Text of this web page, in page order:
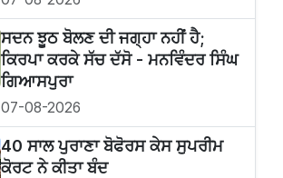
ਸਦਨ ਝੂਠ ਬੋਲਣ ਦੀ ਜਗ੍ਹਾ ਨਹੀਂ ਹੈ;
ਕਿਰਪਾ ਕਰਕੇ ਸੱਚ ਦੱਸੋ - ਮਨਵਿੰਦਰ ਸਿੰਘ
ਗਿਆਸਪੁਰਾ
07-08-2026
40 ਸਾਲ ਪੁਰਾਣਾ ਬੋਫੋਰਸ ਕੇਸ ਸੁਪਰੀਮ
ਕੋਰਟ ਨੇ ਕੀਤਾ ਬੰਦ